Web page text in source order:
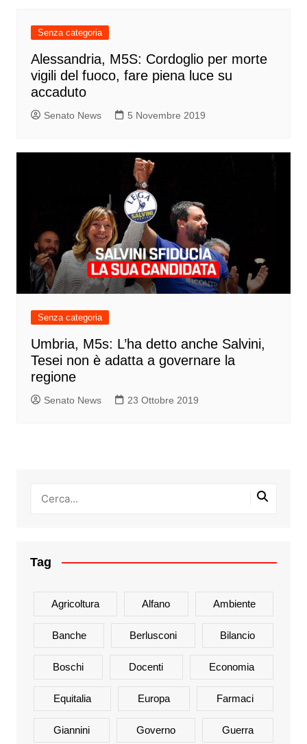
Senza categoria
Alessandria, M5S: Cordoglio per morte
vigili del fuoco, fare piena luce su
accaduto
Senato News 5 Novembre 2019
Senza categoria
Umbria, M5s: L’ha detto anche Salvini,
Tesei non è adatta a governare la
regione
Senato News 23 Ottobre 2019
Tag
Agricoltura Alfano Ambiente
Banche Berlusconi Bilancio
Boschi Docenti Economia
Equitalia Europa Farmaci
Giannini Governo Guerra